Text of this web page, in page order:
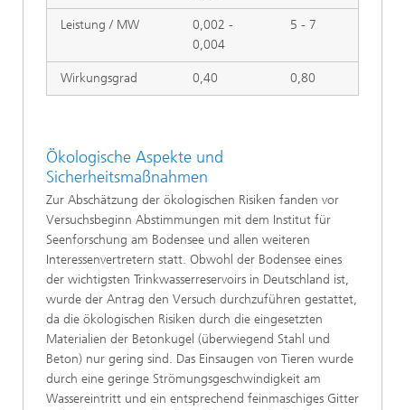
Leistung / MW
0,002 -
0,004
5 - 7
Wirkungsgrad 0,40 0,80
Ökologische Aspekte und
Sicherheitsmaßnahmen
Zur Abschätzung der ökologischen Risiken fanden vor
Versuchsbeginn Abstimmungen mit dem Institut für
Seenforschung am Bodensee und allen weiteren
Interessenvertretern statt. Obwohl der Bodensee eines
der wichtigsten Trinkwasserreservoirs in Deutschland ist,
wurde der Antrag den Versuch durchzuführen gestattet,
da die ökologischen Risiken durch die eingesetzten
Materialien der Betonkugel (überwiegend Stahl und
Beton) nur gering sind. Das Einsaugen von Tieren wurde
durch eine geringe Strömungsgeschwindigkeit am
Wassereintritt und ein entsprechend feinmaschiges Gitter